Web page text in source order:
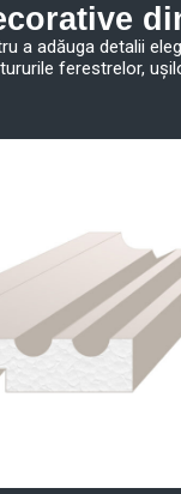
a adăuga detalii
ferestrelor,